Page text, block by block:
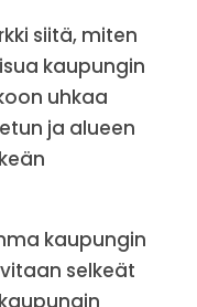
siitä, miten
kaupungin
uhkaa
ja alueen
kaupungin
selkeät